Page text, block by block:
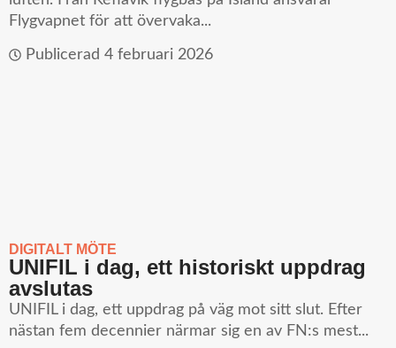
Flygvapnet för att övervaka...
Publicerad 4 februari 2026
DIGITALT MÖTE
UNIFIL i dag, ett historiskt uppdrag
avslutas
UNIFIL i dag, ett uppdrag på väg mot sitt slut. Efter
nästan fem decennier närmar sig en av FN:s mest...